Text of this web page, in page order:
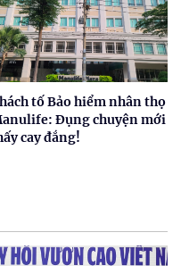
tố Bảo hiểm nhân thọ
Đụng chuyện mới
cay đắng!